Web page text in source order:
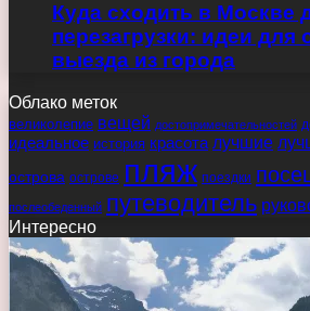
Куда сходить в Москве
перезагрузки: идеи для
выезда из города
Облако меток
великолепие вещей достопримечательностей
идеальное история красота лучшие
острова острове пляж поездки
послеобеденный путеводитель
Интересно